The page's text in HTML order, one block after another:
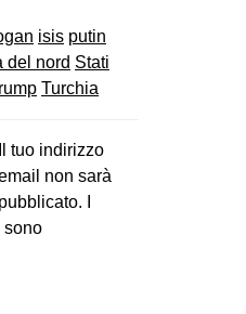
isis putin
del nord Stati
Turchia
Il tuo indirizzo
non sarà
pubblicato.
sono